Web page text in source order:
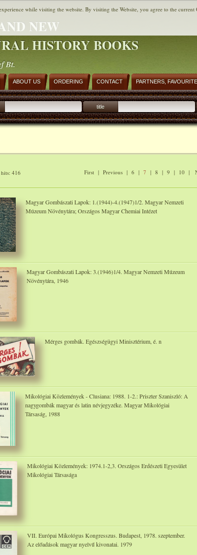
NEW
HISTORY BOOKS
Bt.
ABOUT US ORDERING CONTACT PARTNERS,
title
First| Previous| 6 | 7 | 8 | 9 | 10|
416
Magyar Gombászati Lapok: 1.(1944)-4.(1947)1/2. Magyar Nemzeti
Múzeum Növénytára; Országos Magyar Chemiai Intézet
Magyar Gombászati Lapok: 3.(1946)1/4. Magyar Nemzeti Múzeum
Növénytára, 1946
Mérges gombák. Egészségügyi Minisztérium, é. n
Mikológiai Közlemények - Clusiana: 1988. 1-2.: Priszter Szaniszló: A
nagygombák magyar és latin névjegyzéke. Magyar Mikológiai
Társaság, 1988
Mikológiai Közlemények: 1974.1-2,3. Országos Erdészeti Egyesület
Mikológiai Társasága
VII. Európai Mikológus Kongresszus. Budapest, 1978. szeptember.
Az előadások magyar nyelvű kivonatai. 1979
while visiting the website. By visiting the Website, you agree to the